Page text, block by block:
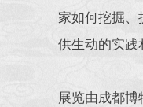
家如何挖掘、
供生动的实
展览由成都